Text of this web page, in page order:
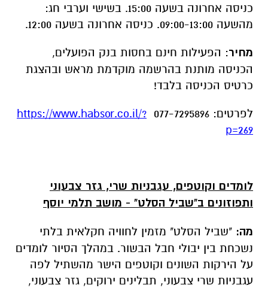
כניסה אחרונה בשעה 15:00. בשישי וערבי חג:
מהשעה 09:00-13:00. כניסה אחרונה בשעה 12:00.
מחיר: הפעילות חינם בחסות בנק הפועלים,
הכניסה מותנת בהרשמה מוקדמת מראש ובהצגת
כרטיס הכניסה בלבד!
לפרטים: 077-7295896
https://www.habsor.co.il/?
p=269
לומדים וקוטפים, עגבניות שרי, גזר צבעוני
ותפוזונים ב"שביל הסלט" - מושב תלמי יוסף
מה: "שביל הסלט" מזמין לחוויה חקלאית בלתי
נשכחת בין יבולי חבל הבשור. במהלך הסיור לומדים
על הירקות השונים וקוטפים הישר מהשתיל לפה
עגבניות שרי צבעוני, תבלינים ירוקים, גזר צבעוני,